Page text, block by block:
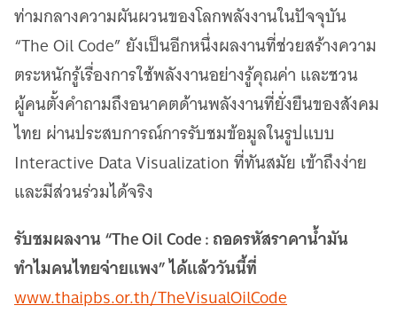
ท่ามกลางความผันผวนของโลกพลังงานในปัจจุบัน
“The Oil Code” ยังเป็นอีกหนึ่งผลงานที่ช่วยสร้างความ
ตระหนักรู้เรื่องการใช้พลังงานอย่างรู้คุณค่า และชวน
ผู้คนตั้งคำถามถึงอนาคตด้านพลังงานที่ยั่งยืนของสังคม
ไทย ผ่านประสบการณ์การรับชมข้อมูลในรูปแบบ
Interactive Data Visualization ที่ทันสมัย เข้าถึงง่าย
และมีส่วนร่วมได้จริง
รับชมผลงาน “The Oil Code : ถอดรหัสราคาน้ำมัน
ทำไมคนไทยจ่ายแพง” ได้แล้ววันนี้ที่
www.thaipbs.or.th/TheVisualOilCode